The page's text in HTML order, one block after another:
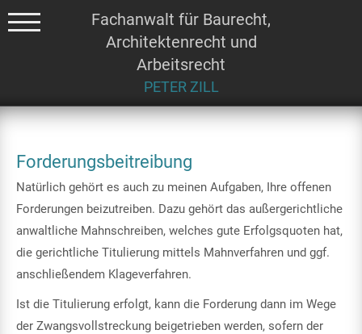
Fachanwalt für Baurecht,
Architektenrecht und
Arbeitsrecht
PETER ZILL
Forderungsbeitreibung
Natürlich gehört es auch zu meinen Aufgaben, Ihre offenen
Forderungen beizutreiben. Dazu gehört das außergerichtliche
anwaltliche Mahnschreiben, welches gute Erfolgsquoten hat,
die gerichtliche Titulierung mittels Mahnverfahren und ggf.
anschließendem Klageverfahren.
Ist die Titulierung erfolgt, kann die Forderung dann im Wege
der Zwangsvollstreckung beigetrieben werden, sofern der